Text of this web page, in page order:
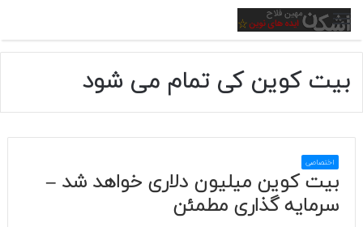
منو
بیت کوین کی تمام می شود
اختصاصی
بیت کوین میلیون دلاری خواهد شد –
سرمایه گذاری مطمئن